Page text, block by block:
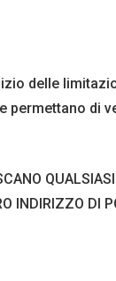
delle
di
INDIRIZZO DI